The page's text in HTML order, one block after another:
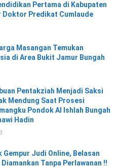
Pertama di Kabupaten
Doktor Predikat Cumlaude
Masangan Temukan
di Area Bukit Jamur Bungah
Pentakziah Menjadi Saksi
Mendung Saat Prosesi
Pondok Al Ishlah Bungah
Hadin
Gempur Judi Online, Belasan
Tanpa Perlawanan !!